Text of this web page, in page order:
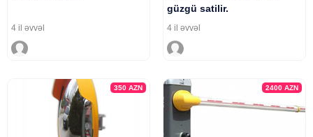
4 il əvvəl
güzgü satilir.
4 il əvvəl
350AZN 2400 AZN